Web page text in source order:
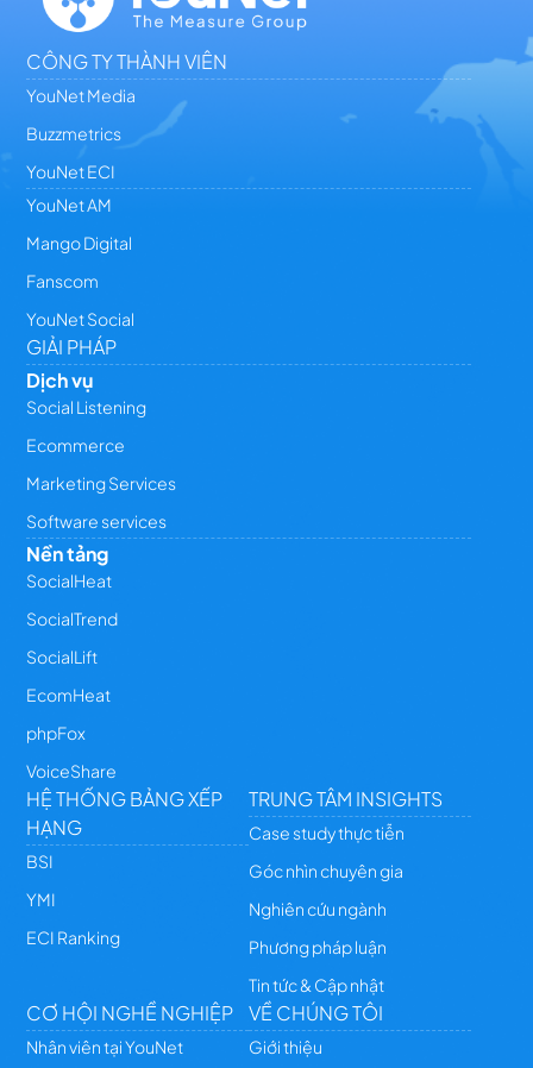
CÔNG TY THÀNH VIÊN
YouNet Media
Buzzmetrics
YouNet ECI
YouNet AM
Mango Digital
Fanscom
YouNet Social
GIẢI PHÁP
Dịch vụ
Social Listening
Ecommerce
Marketing Services
Software services
Nền tảng
SocialHeat
SocialTrend
SocialLift
EcomHeat
phpFox
VoiceShare
HỆ THỐNG BẢNG XẾP
HẠNG
BSI
YMI
ECI Ranking
TRUNG TÂM INSIGHTS
Case study thực tiễn
Góc nhìn chuyên gia
Nghiên cứu ngành
Phương pháp luận
Tin tức & Cập nhật
CƠ HỘI NGHỀ NGHIỆP
Nhân viên tại YouNet
VỀ CHÚNG TÔI
Giới thiệu